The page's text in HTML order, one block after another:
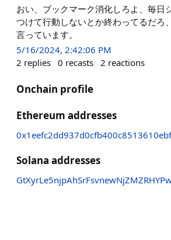
おい、ブックマーク消化しろよ、毎日
つけて行動しないとか終わってるだろ
言っています。
5/16/2024, 2:42:06 PM
2 replies 0 recasts 2 reactions
Onchain profile
Ethereum addresses
Solana addresses